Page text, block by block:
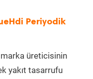
Periyodik
marka üreticisinin
yakıt tasarrufu